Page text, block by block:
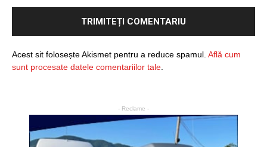
Acest sit folosește Akismet pentru a reduce spamul. Află cum
sunt procesate datele comentariilor tale
- Reclame -